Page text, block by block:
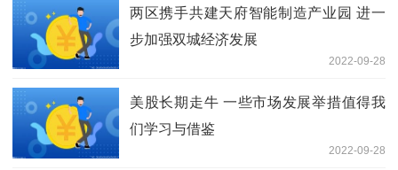
两区携手共建天府智能制造产业园 进一
步加强双城经济发展
2022-09-28
美股长期走牛 一些市场发展举措值得我
们学习与借鉴
2022-09-28